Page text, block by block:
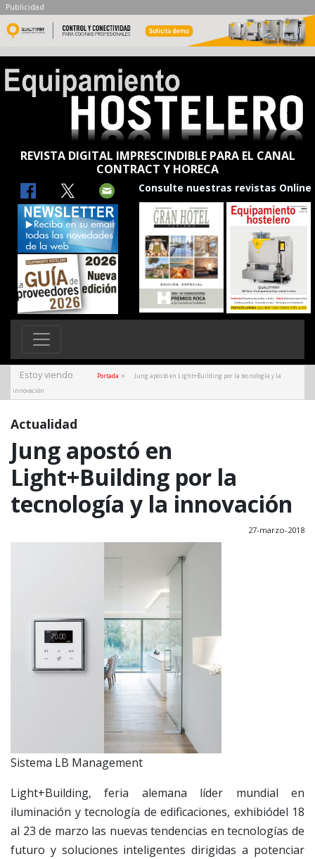
Publicidad
REVISTA DIGITAL IMPRESCINDIBLE PARA EL CANAL
CONTRACT Y HORECA
Consulte nuestras revistas Online
Estoy viendo Portada »
Jung apostó en Light+Building por la tecnología y la
innovación
Actualidad
Jung apostó en
Light+Building por la
tecnología y la innovación
27-marzo-2018
Sistema LB Management
Light+Building, feria alemana líder mundial en
iluminación y tecnología de edificaciones, exhibiódel 18
al 23 de marzo las nuevas tendencias en tecnologías de
futuro y soluciones inteligentes dirigidas a potenciar